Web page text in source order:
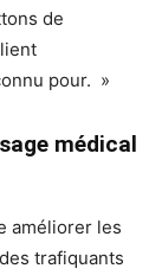
de
pour. »
médical
améliorer les
trafiquants